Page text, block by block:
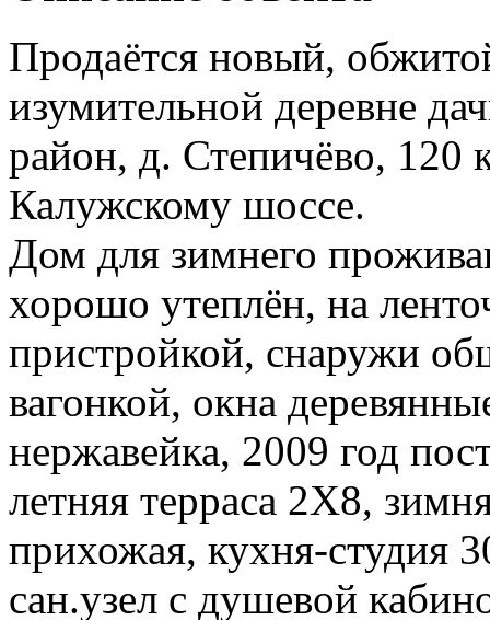
Продаётся новый,
изумительной деревне
район, д. Степичёво,
Калужскому шоссе.
Дом для зимнего
хорошо утеплён, на
пристройкой, снаружи
вагонкой, окна
нержавейка, 2009 год
летняя терраса 2Х8,
прихожая, кухня-студия
сан.узел с душевой